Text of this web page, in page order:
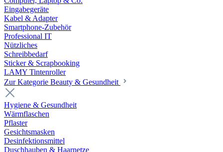
Eingabegeräte
Kabel & Adapter
Smartphone-Zubehör
Professional IT
Nützliches
Schreibbedarf
Sticker & Scrapbooking
LAMY Tintenroller
Zur Kategorie Beauty & Gesundheit
Hygiene & Gesundheit
Wärmflaschen
Pflaster
Gesichtsmasken
Desinfektionsmittel
Duschhauben & Haarnetze